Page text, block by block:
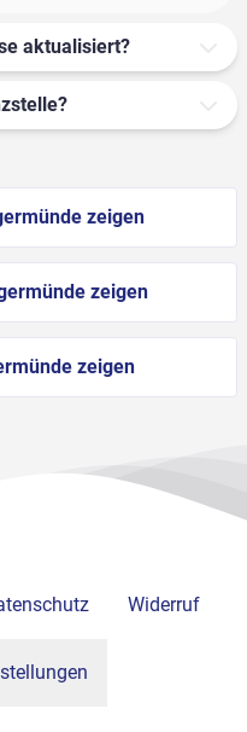
aktualisiert?
zeigen
zeigen
zeigen
Widerruf